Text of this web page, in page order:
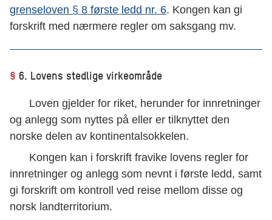
grenseloven § 8 første ledd nr. 6. Kongen kan gi
forskrift med nærmere regler om saksgang mv.
§ 6. Lovens stedlige virkeområde
Loven gjelder for riket, herunder for innretninger
og anlegg som nyttes på eller er tilknyttet den
norske delen av kontinentalsokkelen.
Kongen kan i forskrift fravike lovens regler for
innretninger og anlegg som nevnt i første ledd, samt
gi forskrift om kontroll ved reise mellom disse og
norsk landterritorium.